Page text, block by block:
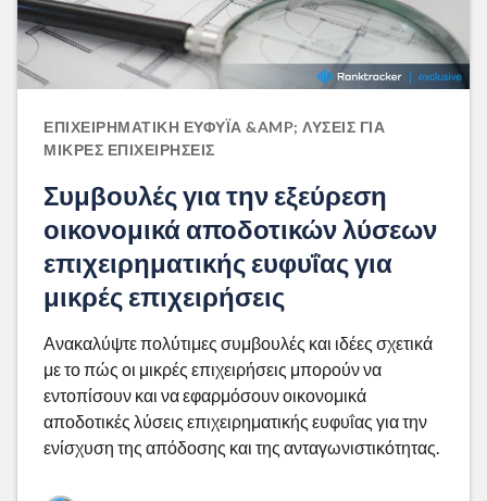
ΕΠΙΧΕΙΡΗΜΑΤΙΚΉ ΕΥΦΥΪ́Α &AMP; ΛΎΣΕΙΣ ΓΙΑ
ΜΙΚΡΈΣ ΕΠΙΧΕΙΡΉΣΕΙΣ
Συμβουλές για την εξεύρεση
οικονομικά αποδοτικών λύσεων
επιχειρηματικής ευφυΐας για
μικρές επιχειρήσεις
Ανακαλύψτε πολύτιμες συμβουλές και ιδέες σχετικά
με το πώς οι μικρές επιχειρήσεις μπορούν να
εντοπίσουν και να εφαρμόσουν οικονομικά
αποδοτικές λύσεις επιχειρηματικής ευφυΐας για την
ενίσχυση της απόδοσης και της ανταγωνιστικότητας.